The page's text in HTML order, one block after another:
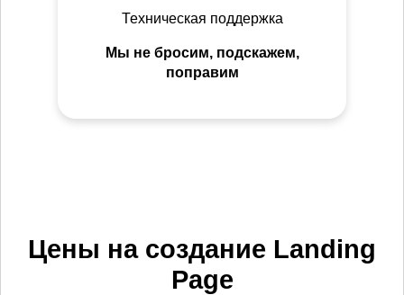
Техническая поддержка
Мы не бросим, подскажем,
поправим
Цены на создание Landing
Page